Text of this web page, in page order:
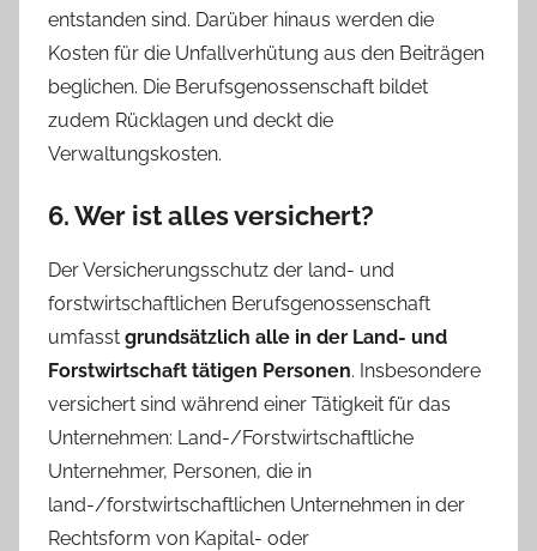
entstanden sind. Darüber hinaus werden die
Kosten für die Unfallverhütung aus den Beiträgen
beglichen. Die Berufsgenossenschaft bildet
zudem Rücklagen und deckt die
Verwaltungskosten.
6. Wer ist alles versichert?
Der Versicherungsschutz der land- und
forstwirtschaftlichen Berufsgenossenschaft
umfasst grundsätzlich alle in der Land- und
Forstwirtschaft tätigen Personen. Insbesondere
versichert sind während einer Tätigkeit für das
Unternehmen: Land-/Forstwirtschaftliche
Unternehmer, Personen, die in
land-/forstwirtschaftlichen Unternehmen in der
Rechtsform von Kapital- oder